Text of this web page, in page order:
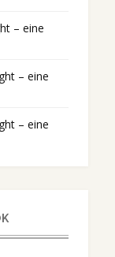
– eine
– eine
– eine